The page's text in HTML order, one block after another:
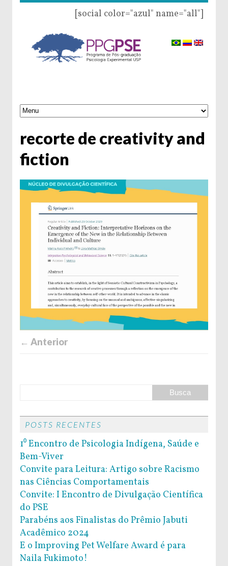
[social color="azul" name="all"]
recorte de creativity and
fiction
← Anterior
POSTS RECENTES
1⁰ Encontro de Psicologia Indígena, Saúde e
Bem-Viver
Convite para Leitura: Artigo sobre Racismo
nas Ciências Comportamentais
Convite: I Encontro de Divulgação Científica
do PSE
Parabéns aos Finalistas do Prêmio Jabuti
Acadêmico 2024
E o Improving Pet Welfare Award é para
Naila Fukimoto!